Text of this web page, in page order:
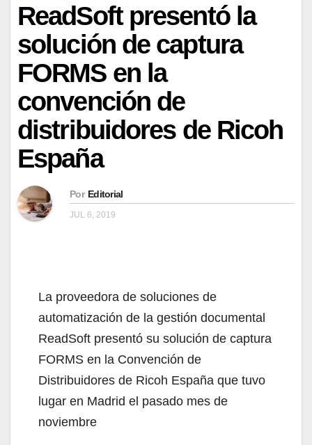
ReadSoft presentó la
solución de captura
FORMS en la
convención de
distribuidores de Ricoh
España
Por Editorial
JUL 6, 2019
La proveedora de soluciones de
automatización de la gestión documental
ReadSoft presentó su solución de captura
FORMS en la Convención de
Distribuidores de Ricoh España que tuvo
lugar en Madrid el pasado mes de
noviembre